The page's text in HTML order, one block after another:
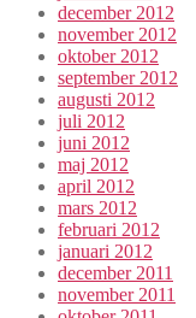
december 2012
november 2012
oktober 2012
september 2012
augusti 2012
juli 2012
juni 2012
maj 2012
april 2012
mars 2012
februari 2012
januari 2012
december 2011
november 2011